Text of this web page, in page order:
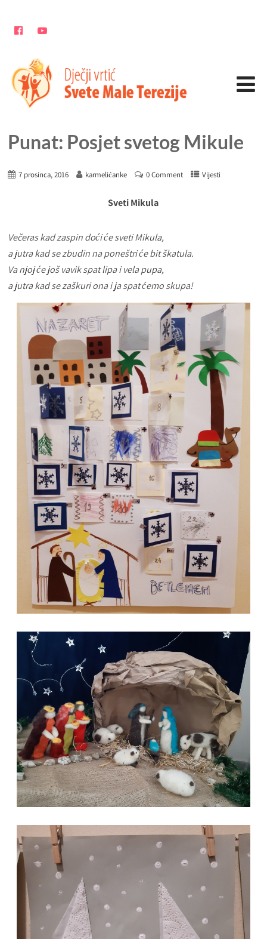
Punat: Posjet svetog Mikule
7 prosinca, 2016 karmelićanke 0 Comment Vijesti
Sveti Mikula
Večeras kad zaspin doći će sveti Mikula,
a jutra kad se zbudin na poneštri će bit škatula.
Va njoj će još vavik spat lipa i vela pupa,
a jutra kad se zaškuri ona i ja spat ćemo skupa!